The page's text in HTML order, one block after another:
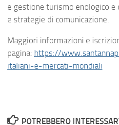
e gestione turismo enologico
e strategie di comunicazione.
Maggiori informazioni e
pagina: https://
italiani-e-mercati-mondiali
POTREBBERO